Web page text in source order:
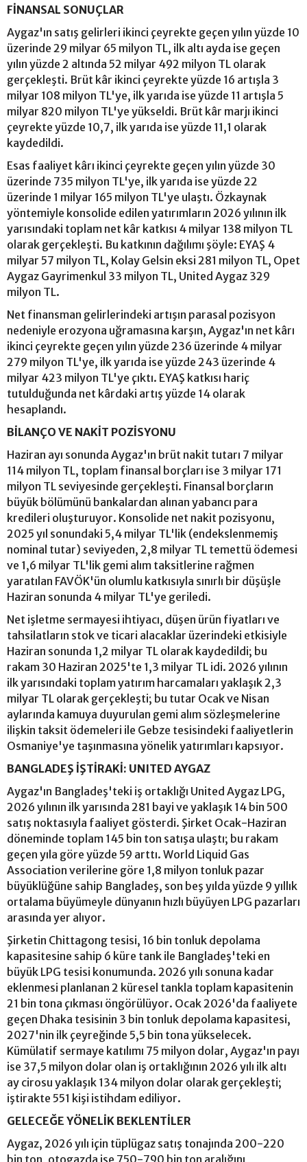
FİNANSAL SONUÇLAR
Aygaz'ın satış gelirleri ikinci çeyrekte geçen yılın yüzde 10
üzerinde 29 milyar 65 milyon TL, ilk altı ayda ise geçen
yılın yüzde 2 altında 52 milyar 492 milyon TL olarak
gerçekleşti. Brüt kâr ikinci çeyrekte yüzde 16 artışla 3
milyar 108 milyon TL'ye, ilk yarıda ise yüzde 11 artışla 5
milyar 820 milyon TL'ye yükseldi. Brüt kâr marjı ikinci
çeyrekte yüzde 10,7, ilk yarıda ise yüzde 11,1 olarak
kaydedildi.
Esas faaliyet kârı ikinci çeyrekte geçen yılın yüzde 30
üzerinde 735 milyon TL'ye, ilk yarıda ise yüzde 22
üzerinde 1 milyar 165 milyon TL'ye ulaştı. Özkaynak
yöntemiyle konsolide edilen yatırımların 2026 yılının ilk
yarısındaki toplam net kâr katkısı 4 milyar 138 milyon TL
olarak gerçekleşti. Bu katkının dağılımı şöyle: EYAŞ 4
milyar 57 milyon TL, Kolay Gelsin eksi 281 milyon TL, Opet
Aygaz Gayrimenkul 33 milyon TL, United Aygaz 329
milyon TL.
Net finansman gelirlerindeki artışın parasal pozisyon
nedeniyle erozyona uğramasına karşın, Aygaz'ın net kârı
ikinci çeyrekte geçen yılın yüzde 236 üzerinde 4 milyar
279 milyon TL'ye, ilk yarıda ise yüzde 243 üzerinde 4
milyar 423 milyon TL'ye çıktı. EYAŞ katkısı hariç
tutulduğunda net kârdaki artış yüzde 14 olarak
hesaplandı.
BİLANÇO VE NAKİT POZİSYONU
Haziran ayı sonunda Aygaz'ın brüt nakit tutarı 7 milyar
114 milyon TL, toplam finansal borçları ise 3 milyar 171
milyon TL seviyesinde gerçekleşti. Finansal borçların
büyük bölümünü bankalardan alınan yabancı para
kredileri oluşturuyor. Konsolide net nakit pozisyonu,
2025 yıl sonundaki 5,4 milyar TL'lik (endekslenmemiş
nominal tutar) seviyeden, 2,8 milyar TL temettü ödemesi
ve 1,6 milyar TL'lik gemi alım taksitlerine rağmen
yaratılan FAVÖK'ün olumlu katkısıyla sınırlı bir düşüşle
Haziran sonunda 4 milyar TL'ye geriledi.
Net işletme sermayesi ihtiyacı, düşen ürün fiyatları ve
tahsilatların stok ve ticari alacaklar üzerindeki etkisiyle
Haziran sonunda 1,2 milyar TL olarak kaydedildi; bu
rakam 30 Haziran 2025'te 1,3 milyar TL idi. 2026 yılının
ilk yarısındaki toplam yatırım harcamaları yaklaşık 2,3
milyar TL olarak gerçekleşti; bu tutar Ocak ve Nisan
aylarında kamuya duyurulan gemi alım sözleşmelerine
ilişkin taksit ödemeleri ile Gebze tesisindeki faaliyetlerin
Osmaniye'ye taşınmasına yönelik yatırımları kapsıyor.
BANGLADEŞ İŞTİRAKİ: UNITED AYGAZ
Aygaz'ın Bangladeş'teki iş ortaklığı United Aygaz LPG,
2026 yılının ilk yarısında 281 bayi ve yaklaşık 14 bin 500
satış noktasıyla faaliyet gösterdi. Şirket Ocak-Haziran
döneminde toplam 145 bin ton satışa ulaştı; bu rakam
geçen yıla göre yüzde 59 arttı. World Liquid Gas
Association verilerine göre 1,8 milyon tonluk pazar
büyüklüğüne sahip Bangladeş, son beş yılda yüzde 9 yıllık
ortalama büyümeyle dünyanın hızlı büyüyen LPG pazarları
arasında yer alıyor.
Şirketin Chittagong tesisi, 16 bin tonluk depolama
kapasitesine sahip 6 küre tank ile Bangladeş'teki en
büyük LPG tesisi konumunda. 2026 yılı sonuna kadar
eklenmesi planlanan 2 küresel tankla toplam kapasitenin
21 bin tona çıkması öngörülüyor. Ocak 2026'da faaliyete
geçen Dhaka tesisinin 3 bin tonluk depolama kapasitesi,
2027'nin ilk çeyreğinde 5,5 bin tona yükselecek.
Kümülatif sermaye katılımı 75 milyon dolar, Aygaz'ın payı
ise 37,5 milyon dolar olan iş ortaklığının 2026 yılı ilk altı
ay cirosu yaklaşık 134 milyon dolar olarak gerçekleşti;
iştirakte 551 kişi istihdam ediliyor.
GELECEĞE YÖNELİK BEKLENTİLER
Aygaz, 2026 yılı için tüplügaz satış tonajında 200-220